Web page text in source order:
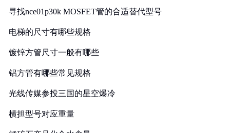
寻找nce01p30k MOSFET管的合适替代型号
电梯的尺寸有哪些规格
镀锌方管尺寸一般有哪些
铝方管有哪些常见规格
光线传媒参投三国的星空爆冷
横担型号对应重量